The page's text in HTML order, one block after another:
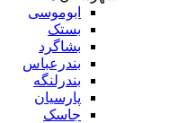
ابوموسی
بستک
بشاگرد
بندرعباس
بندرلنگه
پارسیان
جاسک